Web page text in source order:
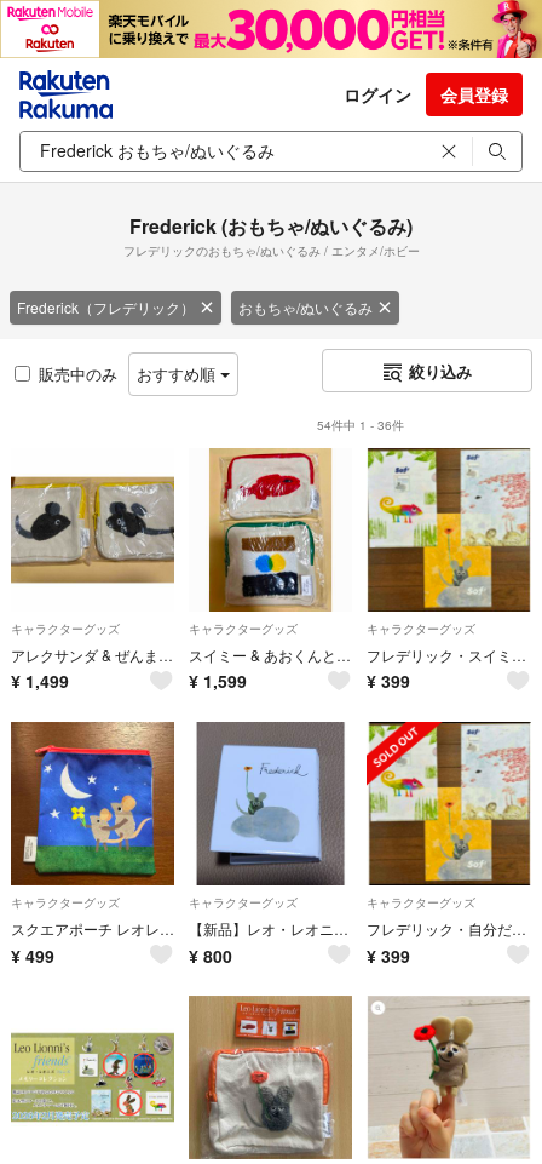
ログイン 会員登録
Frederick (おもちゃ/ぬいぐるみ)
フレデリックのおもちゃ/ぬいぐるみ / エンタメ/ホビー
Frederick（フレデリック） おもちゃ/ぬいぐるみ
販売中のみ おすすめ順 絞り込み
54件中 1 - 36件
キャラクターグッズ
アレクサンダ & ぜんまいネズミのウィリー さがらポーチ / レオ レオニズ
¥ 1,499
キャラクターグッズ
スイミー & あおくんときいろちゃん さがらポーチ / レオ レオニズ
¥ 1,599
キャラクターグッズ
フレデリック・スイミー・自分だけの色・ クリアファイル ３種３点
¥ 399
キャラクターグッズ
スクエアポーチ レオレオニ バラエティーコレクション ガチャ
¥ 499
キャラクターグッズ
【新品】レオ・レオニズフレンズ メモリーコレクション フレデリック
¥ 800
キャラクターグッズ
フレデリック・自分だけの色・スイミー・ クリアファイル ３種３点
¥ 399